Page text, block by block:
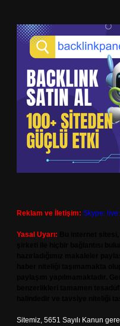
Reklam ve İletişim: Skype:
Yasal Uyarı:
Sitemiz, 5651 Sayılı Kanun